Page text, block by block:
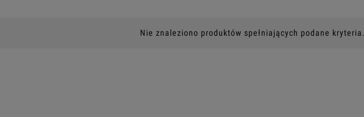
Nie znaleziono produktów spełniających podane kryteria.